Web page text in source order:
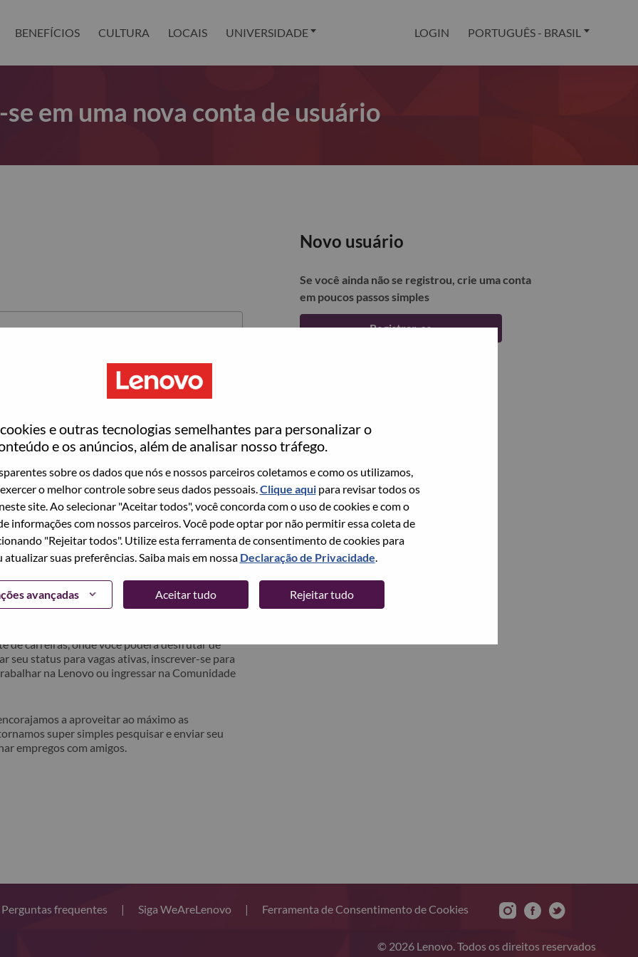
e outras tecnologias semelhantes para personalizar o
e os anúncios, além de analisar nosso tráfego.
sobre os dados que nós e nossos parceiros coletamos e como os utilizamos,
o melhor controle sobre seus dados pessoais.Clique aquipara revisar todos os
site. Ao selecionar "Aceitar todos", você concorda com o uso de cookies e com o
informações com nossos parceiros. Você pode optar por não permitir essa coleta de
"Rejeitar todos". Utilize esta ferramenta de consentimento de cookies para
atualizar suas preferências. Saiba mais em nossa Declaração de Privacidade.
avançadas Aceitar tudo Rejeitar tudo
BENEFÍCIOS CULTURA LOCAIS UNIVERSIDADE LOGIN PORTUGUÊS - BRASIL
em uma nova conta de usuário
no momento, temos seu e-mail salvo em nosso
redefinir e fazer login.
e/ou registrar-se como um novo usuário,
hrsupport@lenovo.com
com os detalhes do seu
de login do candidato" no assunto do e-
contato com você para obter suporte após a
de carreiras, onde você poderá desfrutar de
seu status para vagas ativas, inscrever-se para
na Lenovo ou ingressar na Comunidade
a aproveitar ao máximo as
super simples pesquisar e enviar seu
empregos com amigos.
Novo usuário
Se você ainda não se registrou, crie uma conta
em poucos passos simples
Registrar-se
Perguntas frequentes | Siga WeAreLenovo | Ferramenta de Consentimento de Cookies
© 2026 Lenovo. Todos os direitos reservados